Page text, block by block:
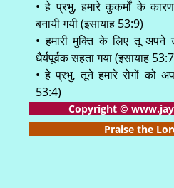
• हे प्रभु, हमारे कुकर्मों के
बनायी गयी (इसायाह 53:9)
• हमारी मुक्ति के लिए तू अपने
धैर्यपूर्वक सहता गया (इसायाह
• हे प्रभु, तूने हमारे रोगों को
53:4)
Copyright ©
Praise the